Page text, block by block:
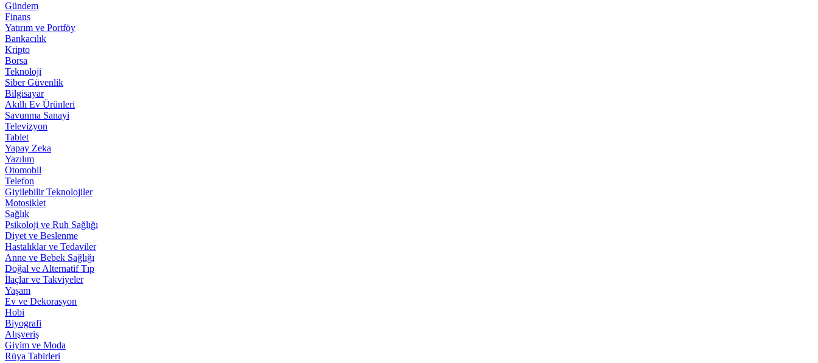
Gündem
Finans
Yatırım ve Portföy
Bankacılık
Kripto
Borsa
Teknoloji
Siber Güvenlik
Bilgisayar
Akıllı Ev Ürünleri
Savunma Sanayi
Televizyon
Tablet
Yapay Zeka
Yazılım
Otomobil
Telefon
Giyilebilir Teknolojiler
Motosiklet
Sağlık
Psikoloji ve Ruh Sağlığı
Diyet ve Beslenme
Hastalıklar ve Tedaviler
Anne ve Bebek Sağlığı
Doğal ve Alternatif Tıp
İlaçlar ve Takviyeler
Yaşam
Ev ve Dekorasyon
Hobi
Biyografi
Alışveriş
Giyim ve Moda
Rüya Tabirleri